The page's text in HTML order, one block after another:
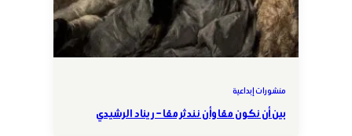
منشورات إبداعية
بين أن نكون معًا وأن نندثر معًا – ريناد الرشيدي